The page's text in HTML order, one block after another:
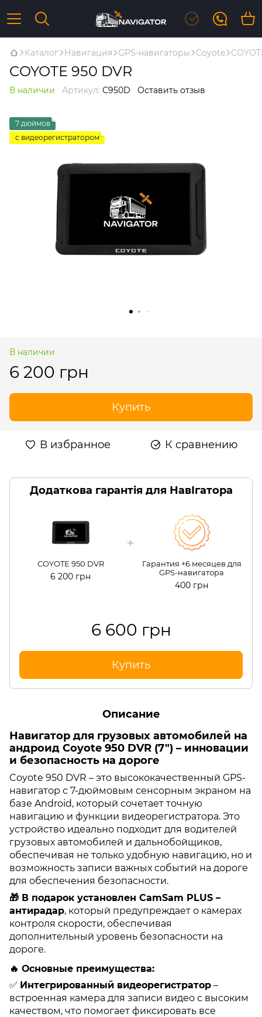
Каталог Навигация GPS-навигаторы Coyote
COYOTE 950 DVR
В наличии Артикул: C950D Оставить отзыв
7 дюймов
с видеорегистратором
В наличии
6 200 грн
Купить
В избранное К сравнению
Додаткова гарантія для НавІгатора
COYOTE 950 DVR
6 200 грн
Гарантия +6 месяцев для
GPS-навигатора
400 грн
6 600 грн
Купить
Описание
Навигатор для грузовых автомобилей на
андроид Coyote 950 DVR (7") – инновации
и безопасность на дороге
Coyote 950 DVR – это высококачественный GPS-
навигатор с 7-дюймовым сенсорным экраном на
базе Android, который сочетает точную
навигацию и функции видеорегистратора. Это
устройство идеально подходит для водителей
грузовых автомобилей и дальнобойщиков,
обеспечивая не только удобную навигацию, но и
возможность записи важных событий на дороге
для обеспечения безопасности.
🎁 В подарок установлен CamSam PLUS –
антирадар, который предупреждает о камерах
контроля скорости, обеспечивая
дополнительный уровень безопасности на
дороге.
🔥 Основные преимущества:
✅ Интегрированный видеорегистратор –
встроенная камера для записи видео с высоким
качеством, что помогает фиксировать все